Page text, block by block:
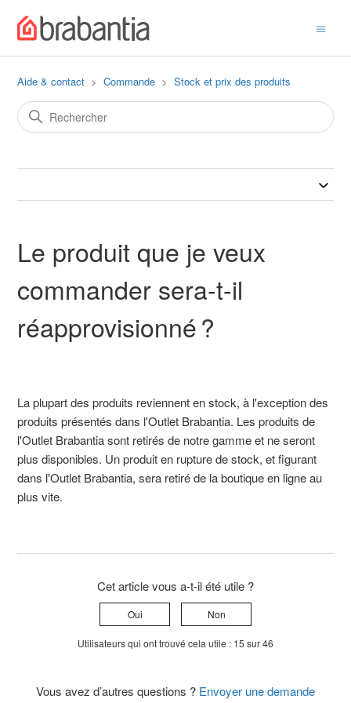
Aide & contact Commande Stock et prix des produits
Le produit que je veux
commander sera-t-il
réapprovisionné ?
La plupart des produits reviennent en stock, à l'exception des
produits présentés dans l'Outlet Brabantia. Les produits de
l'Outlet Brabantia sont retirés de notre gamme et ne seront
plus disponibles. Un produit en rupture de stock, et figurant
dans l'Outlet Brabantia, sera retiré de la boutique en ligne au
plus vite.
Cet article vous a-t-il été utile ?
Oui Non
Utilisateurs qui ont trouvé cela utile : 15 sur 46
Vous avez d’autres questions ? Envoyer une demande